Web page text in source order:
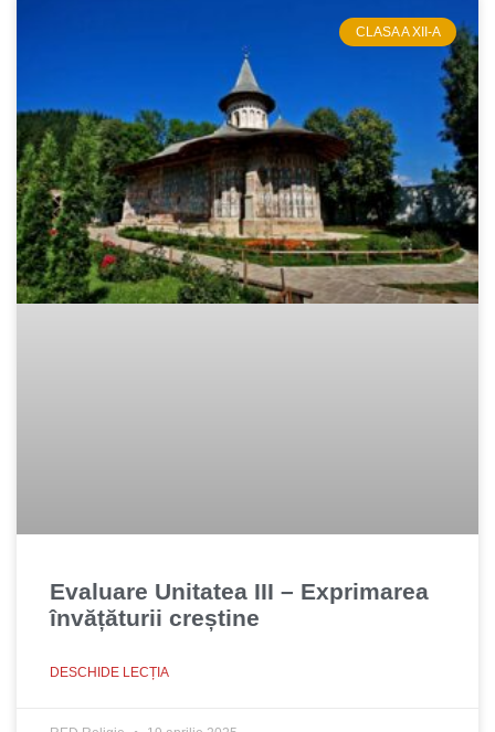
CLASA A XII-A
Evaluare Unitatea III – Exprimarea
învățăturii creștine
DESCHIDE LECȚIA